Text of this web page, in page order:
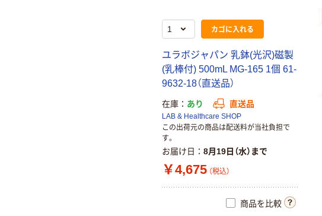
カゴに入れる
ユラボジャパン 乳鉢(光沢)磁製
(乳棒付) 500mL MG-165 1個 61-
9632-18（直送品）
在庫 あり 直送品
LAB & Healthcare SHOP
この出荷元の商品は配送料が当社負担で
す。
お届け日 8月19日（水）まで
￥4,675 （税込）
商品を比較